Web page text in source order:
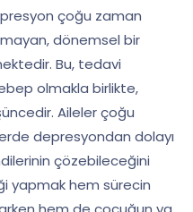
çoğu zaman
dönemsel bir
Bu, tedavi
olmakla birlikte,
Aileler çoğu
depresyondan dolayı
çözebileceğini
yapmak hem sürecin